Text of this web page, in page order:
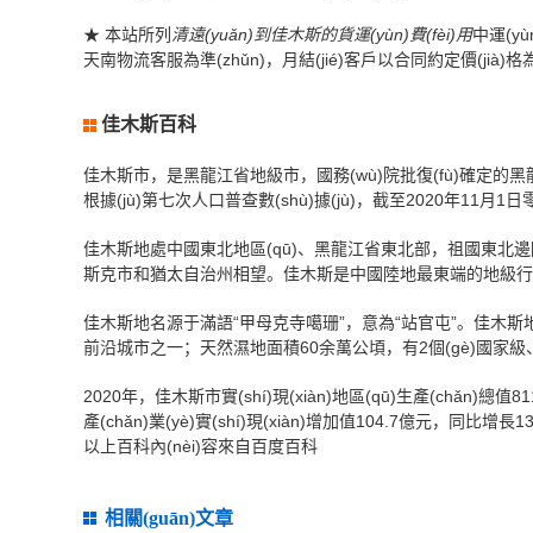
★ 本站所列清遠(yuǎn)到佳木斯的貨運(yùn)費(fèi)用中運
天南物流客服為準(zhǔn)，月結(jié)客戶以合同約定價(jià)格
佳木斯百科
佳木斯市，是黑龍江省地級市，國務(wù)院批復(fù)確定的
根據(jù)第七次人口普查數(shù)據(jù)，截至2020年11月1
佳木斯地處中國東北地區(qū)、黑龍江省東北部，祖國東北
斯克市和猶太自治州相望。佳木斯是中國陸地最東端的地級
佳木斯地名源于滿語“甲母克寺噶珊”，意為“站官屯”。佳木
前沿城市之一；天然濕地面積60余萬公頃，有2個(gè)國家
2020年，佳木斯市實(shí)現(xiàn)地區(qū)生產(chǎn)總值
產(chǎn)業(yè)實(shí)現(xiàn)增加值104.7億元，同比增長
以上百科內(nèi)容來自百度百科
相關(guān)文章